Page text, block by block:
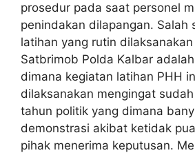
prosedur pada saat personel
penindakan dilapangan. Salah
latihan yang rutin
Satbrimob Polda Kalbar
dimana kegiatan latihan PHH
dilaksanakan mengingat
tahun politik yang dimana
demonstrasi akibat ketidak
pihak menerima keputusan.